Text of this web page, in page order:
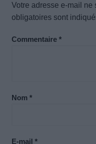
Votre adresse e-mail ne
obligatoires sont
Commentaire *
Nom *
E-mail *